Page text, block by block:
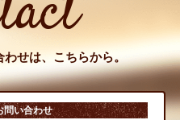
せは、こちらから。
問い合わせ